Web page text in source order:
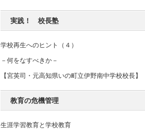
実践！ 校長塾
学校再生へのヒント（４）
－何をなすべきか－
【宮英司・元高知県いの町立伊野南中学校校長】
教育の危機管理
生涯学習教育と学校教育